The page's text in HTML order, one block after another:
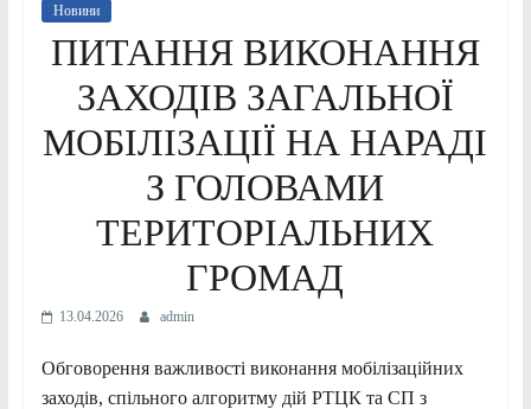
Новини
ПИТАННЯ ВИКОНАННЯ
ЗАХОДІВ ЗАГАЛЬНОЇ
МОБІЛІЗАЦІЇ НА НАРАДІ
З ГОЛОВАМИ
ТЕРИТОРІАЛЬНИХ
ГРОМАД
13.04.2026 admin
Обговорення важливості виконання мобілізаційних
заходів, спільного алгоритму дій РТЦК та СП з